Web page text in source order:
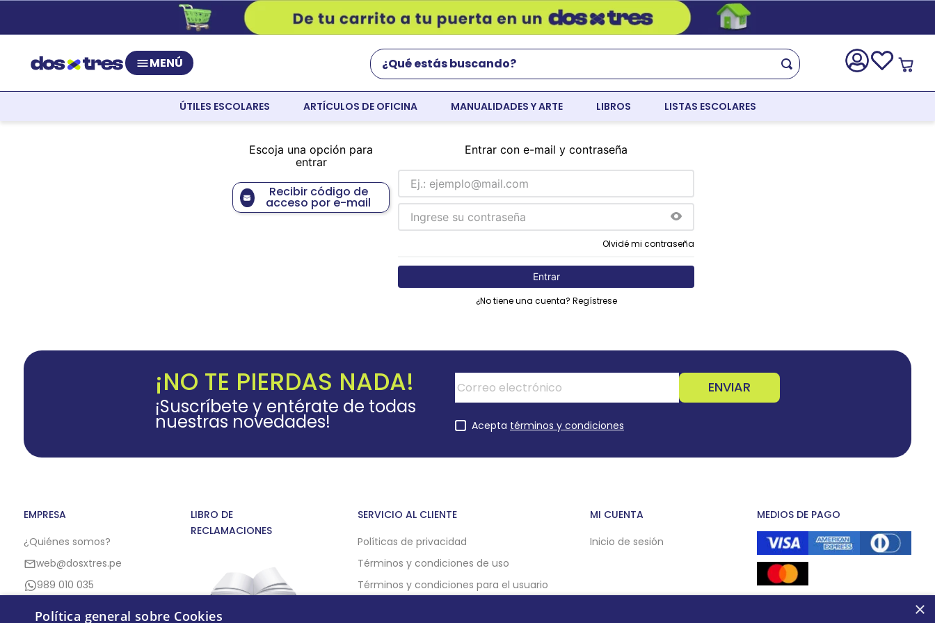
MENÚ
¿Qué estás buscando?
ÚTILES ESCOLARES ARTÍCULOS DE OFICINA MANUALIDADES Y ARTE LIBROS LISTAS ESCOLARES
Escoja una opción para
entrar
Recibir código de
acceso por e-mail
Entrar con e-mail y contraseña
Olvidé mi contraseña
Entrar
¿No tiene una cuenta? Regístrese
¡NO TE PIERDAS NADA!
¡Suscríbete y entérate de todas
nuestras novedades!
ENVIAR
Acepta términos y condiciones
EMPRESA
¿Quiénes somos?
web@dosxtres.pe
989 010 035
LIBRO DE
RECLAMACIONES
SERVICIO AL CLIENTE
Políticas de privacidad
Términos y condiciones de uso
Términos y condiciones para el usuario
MI CUENTA
Inicio de sesión
MEDIOS DE PAGO
×
Política general sobre Cookies
flight
faber
cartulina
colores